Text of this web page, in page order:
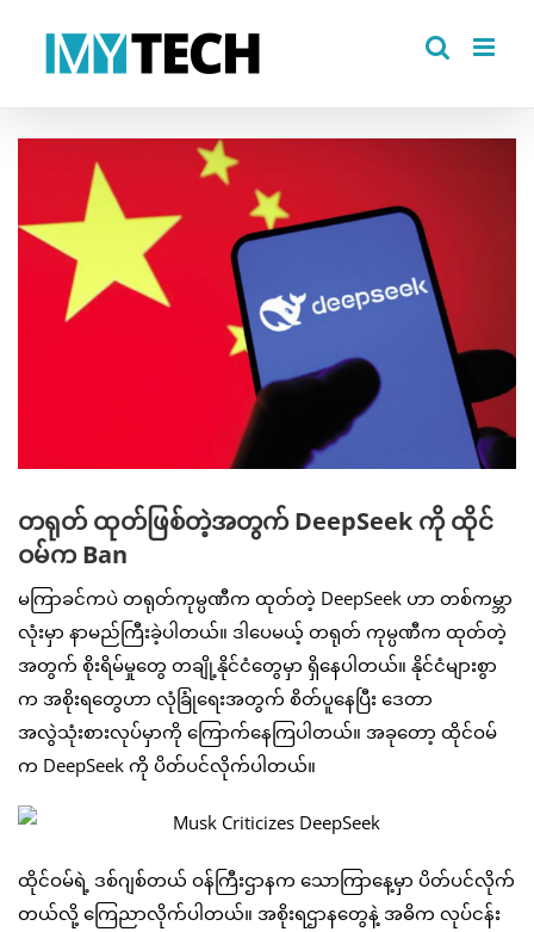
Image
တရုတ် ထုတ်ဖြစ်တဲ့အတွက် DeepSeek ကို ထိုင်
ဝမ်က Ban
မကြာခင်ကပဲ တရုတ်ကုမ္ပဏီက ထုတ်တဲ့ DeepSeek ဟာ တစ်ကမ္ဘာ
လုံးမှာ နာမည်ကြီးခဲ့ပါတယ်။ ဒါပေမယ့် တရုတ် ကုမ္ပဏီက ထုတ်တဲ့
အတွက် စိုးရိမ်မှုတွေ တချို့နိုင်ငံတွေမှာ ရှိနေပါတယ်။ နိုင်ငံများစွာ
က အစိုးရတွေဟာ လုံခြုံရေးအတွက် စိတ်ပူနေပြီး ဒေတာ
အလွဲသုံးစားလုပ်မှာကို ကြောက်နေကြပါတယ်။ အခုတော့ ထိုင်ဝမ်
က DeepSeek ကို ပိတ်ပင်လိုက်ပါတယ်။
ထိုင်ဝမ်ရဲ့ ဒစ်ဂျစ်တယ် ဝန်ကြီးဌာနက သောကြာနေ့မှာ ပိတ်ပင်လိုက်
တယ်လို့ ကြေညာလိုက်ပါတယ်။ အစိုးရဌာနတွေနဲ့ အဓိက လုပ်ငန်း